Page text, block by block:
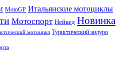
MotoGP Итальянские мотоциклы
Мотоспорт Нейкед Новинка
мотоцикл Туристический эндуро